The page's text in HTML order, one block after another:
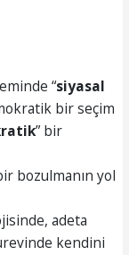
“siyasal
bir seçim
” bir
bozulmanın yol
adeta
kendini